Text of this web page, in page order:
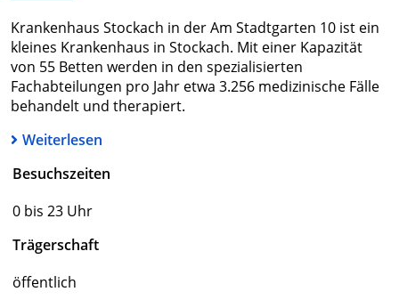
Krankenhaus Stockach in der Am Stadtgarten 10 ist ein
kleines Krankenhaus in Stockach. Mit einer Kapazität
von 55 Betten werden in den spezialisierten
Fachabteilungen pro Jahr etwa 3.256 medizinische Fälle
behandelt und therapiert.
Weiterlesen
Besuchszeiten
0 bis 23 Uhr
Trägerschaft
öffentlich